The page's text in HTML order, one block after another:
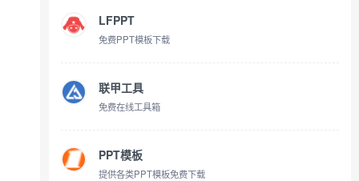
LFPPT
免费PPT模板下载
联甲工具
免费在线工具箱
PPT模板
提供各类PPT模板免费下载